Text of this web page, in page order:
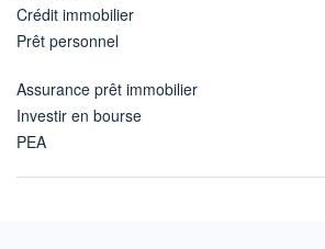
Crédit immobilier
Prêt personnel
Assurance prêt immobilier
Investir en bourse
PEA